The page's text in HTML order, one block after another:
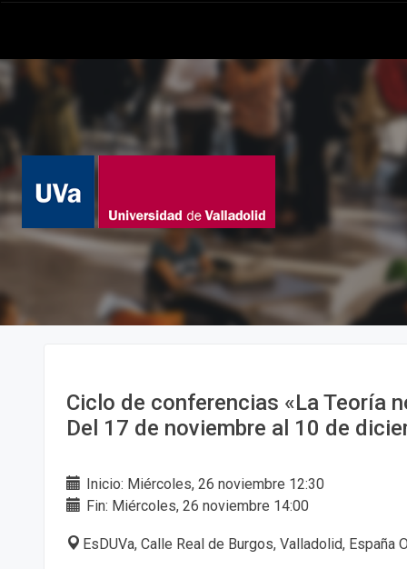
Ciclo de conferencias «La Teoría
Del 17 de noviembre al 10 de
Inicio: Miércoles, 26 noviembre 12:30
Fin: Miércoles, 26 noviembre 14:00
EsDUVa, Calle Real de Burgos, Valladolid, España